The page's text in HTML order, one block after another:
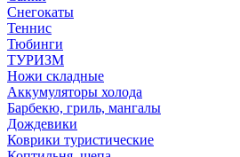
Снегокаты
Теннис
Тюбинги
ТУРИЗМ
Ножи складные
Аккумуляторы холода
Барбекю, гриль, мангалы
Дождевики
Коврики туристические